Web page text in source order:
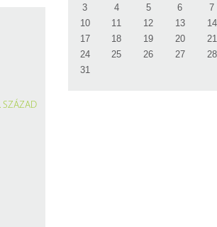
SZÁZAD
3
4 5 6 7
10
11 12 13 14
17
18 19 20 21
24
25 26 27 28
31